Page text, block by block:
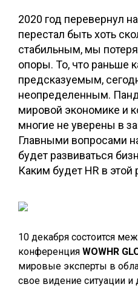
2020 год перевернул
перестал быть хоть
стабильным, мы
опоры. То, что раньше
предсказуемым,
неопределенным.
мировой экономике и
многие не уверены в
Главными вопросами
будет развиваться
Каким будет HR в этой
10 декабря состоится
конференция WOWHR
мировые эксперты в
свое видение ситуации и